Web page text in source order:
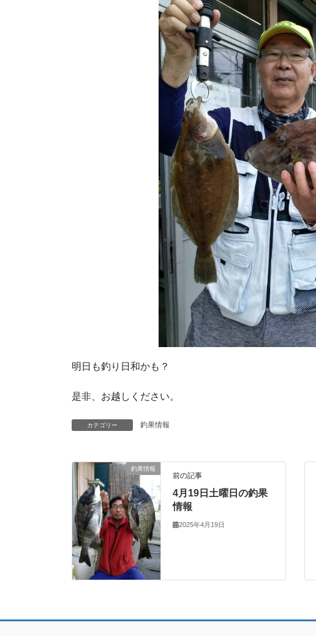
明日も釣り日和かも？
是非、お越しください。
カテゴリー 釣果情報
釣果情報
前の記事
4月19日土曜日の釣果
情報
2025年4月19日